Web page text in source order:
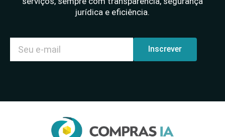
jurídica e eficiência.
Inscrever